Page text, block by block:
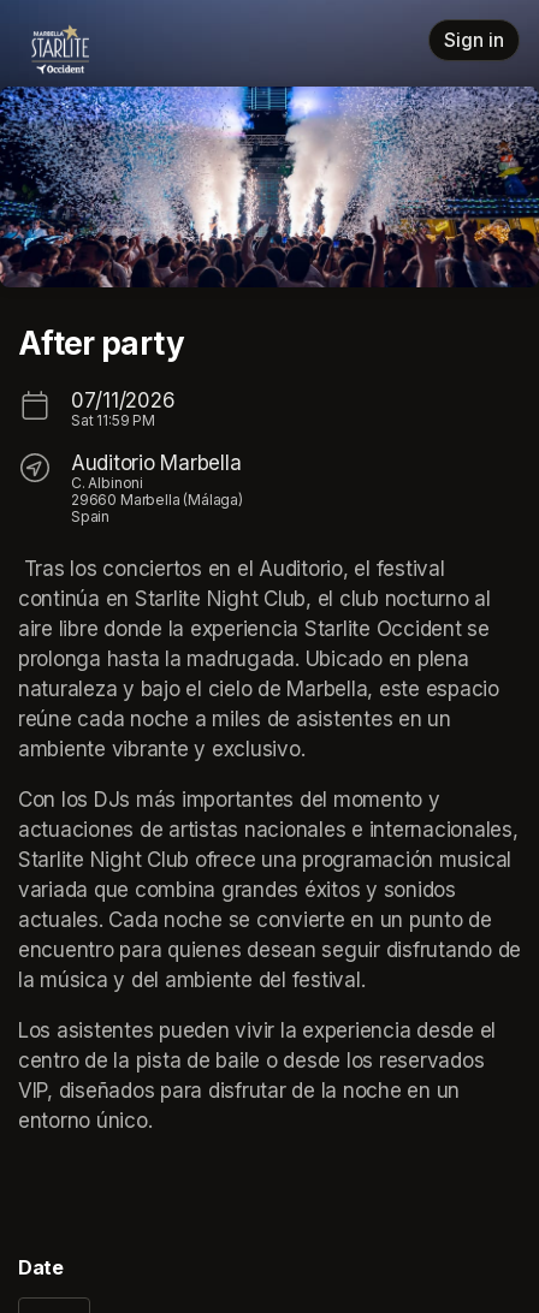
Sign in
After party
07/11/2026
Sat 11:59 PM
Auditorio Marbella
C. Albinoni
29660 Marbella (Málaga)
Spain
continúa en Starlite Night Club, el club nocturno al
aire libre donde la experiencia Starlite Occident se
prolonga hasta la madrugada. Ubicado en plena
naturaleza y bajo el cielo de Marbella, este espacio
reúne cada noche a miles de asistentes en un
ambiente vibrante y exclusivo.
Con los DJs más importantes del momento y
actuaciones de artistas nacionales e internacionales,
Starlite Night Club ofrece una programación musical
variada que combina grandes éxitos y sonidos
actuales. Cada noche se convierte en un punto de
encuentro para quienes desean seguir disfrutando de
la música y del ambiente del festival.
Los asistentes pueden vivir la experiencia desde el
centro de la pista de baile o desde los reservados
VIP, diseñados para disfrutar de la noche en un
entorno único.
Date